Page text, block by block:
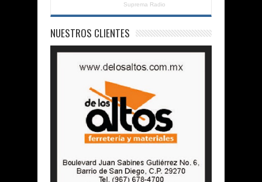
Suprema Radio
NUESTROS CLIENTES